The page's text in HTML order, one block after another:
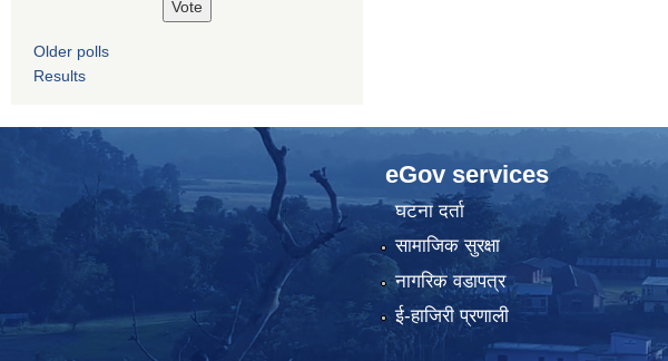
Older polls
Results
eGov services
घटना दर्ता
सामाजिक सुरक्षा
नागरिक वडापत्र
ई-हाजिरी प्रणाली